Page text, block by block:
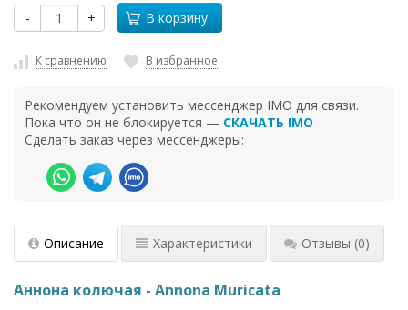
- + В корзину
К сравнению В избранное
Рекомендуем установить мессенджер IMO для связи.
Пока что он не блокируется — СКАЧАТЬ IMO
Сделать заказ через мессенджеры:
Описание Характеристики Отзывы (0)
Аннона колючая - Annona Muricata